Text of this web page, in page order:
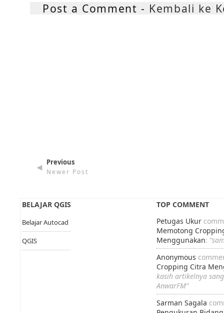
Post a Comment - Kembali ke
◄ Previous
Newer Post
BELAJAR QGIS
Belajar Autocad
QGIS
TOP COMMENT
Petugas Ukur
Memotong
Menggunakan:
Anonymous
Cropping Citra
kasih artikelnya
AnwarFM”
Sarman Sagala